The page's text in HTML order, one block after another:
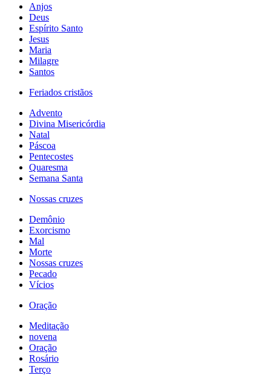
Anjos
Deus
Espírito Santo
Jesus
Maria
Milagre
Santos
Feriados cristãos
Advento
Divina Misericórdia
Natal
Páscoa
Pentecostes
Quaresma
Semana Santa
Nossas cruzes
Demônio
Exorcismo
Mal
Morte
Nossas cruzes
Pecado
Vícios
Oração
Meditação
novena
Oração
Rosário
Terço